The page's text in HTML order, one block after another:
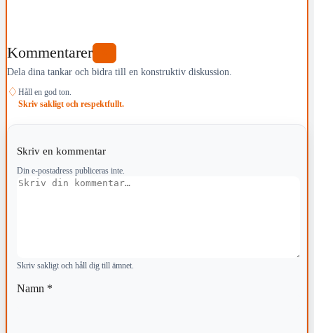
Kommentarer
Dela dina tankar och bidra till en konstruktiv diskussion.
♢ Håll en god ton.
Skriv sakligt och respektfullt.
Skriv en kommentar
Din e-postadress publiceras inte.
Kommentar
Skriv sakligt och håll dig till ämnet.
Namn *